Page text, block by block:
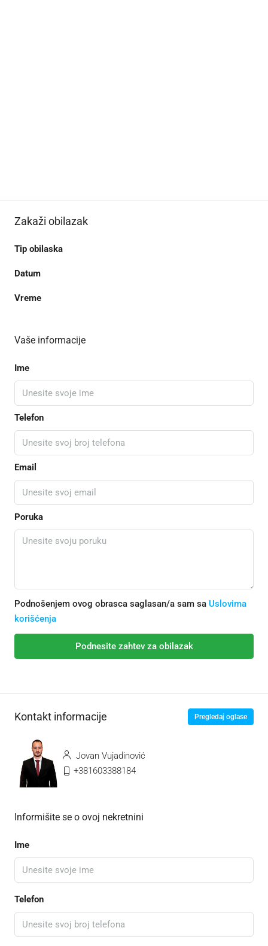
Zakaži obilazak
Tip obilaska
Datum
Vreme
Vaše informacije
Ime
Telefon
Email
Poruka
Podnošenjem ovog obrasca saglasan/a sam sa Uslovima
korišćenja
Podnesite zahtev za obilazak
Kontakt informacije Pregledaj oglase
Jovan Vujadinović
+381603388184
Informišite se o ovoj nekretnini
Ime
Telefon